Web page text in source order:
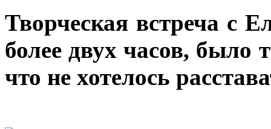
Творческая встреча с
более двух часов, было
что не хотелось